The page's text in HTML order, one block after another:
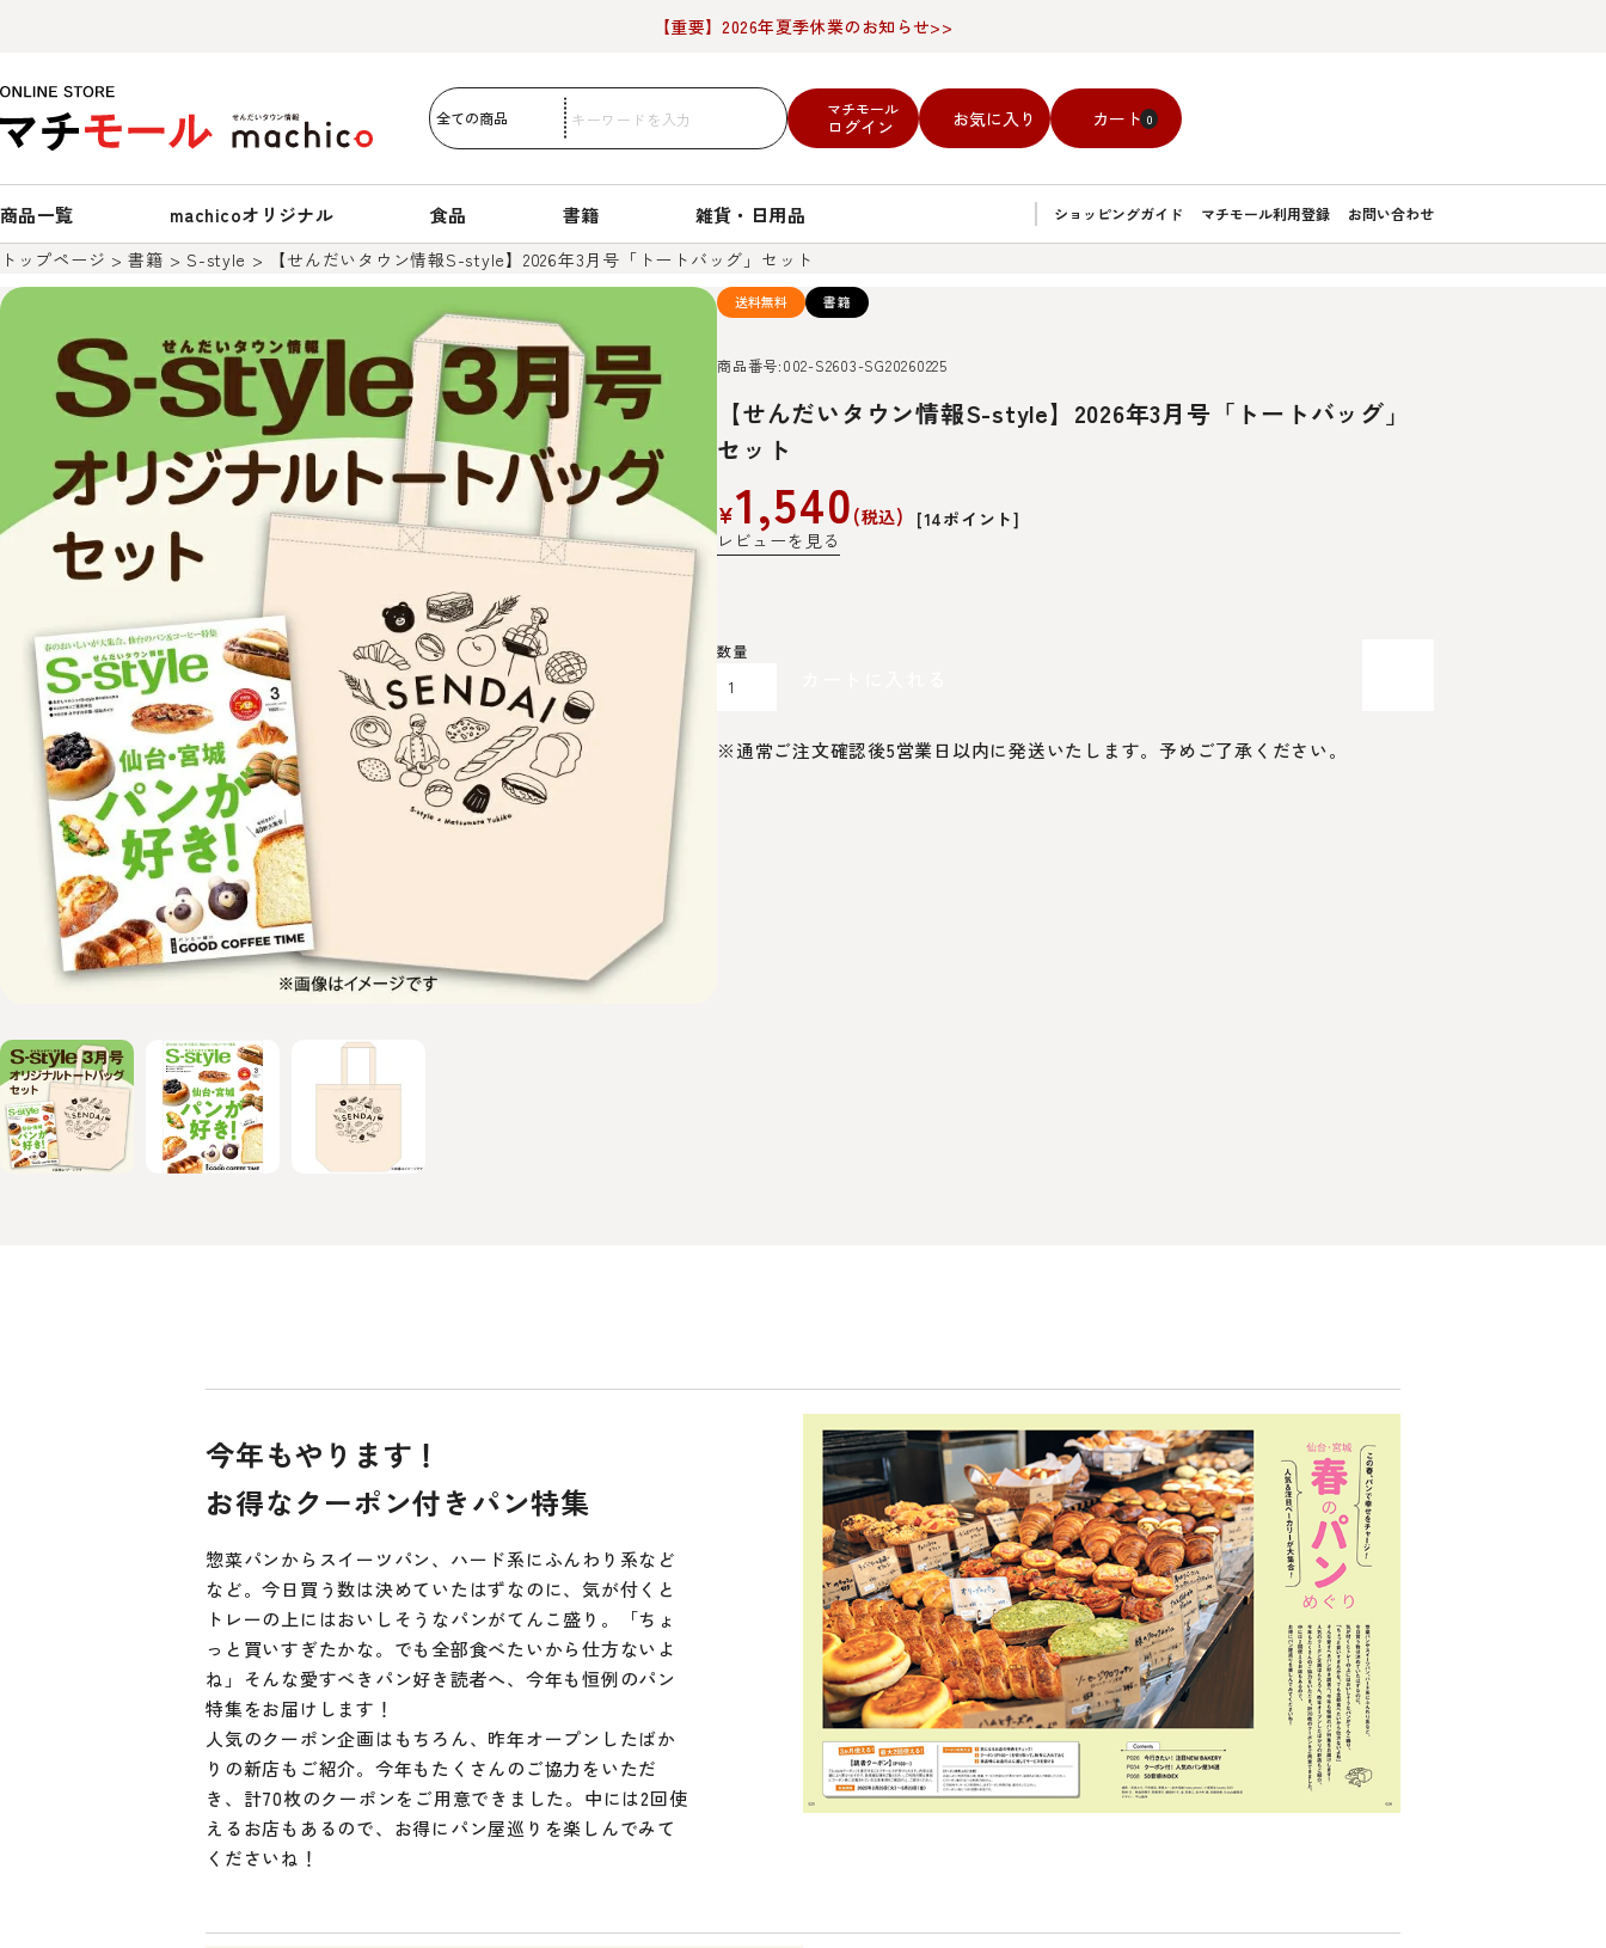
【重要】2026年夏季休業のお知らせ>>
マチモール
ログイン お気に入り カート 0
商品一覧 machicoオリジナル 食品 書籍 雑貨・日用品 ショッピングガイド マチモール利用登録 お問い合わせ
トップページ 書籍 S-style 【せんだいタウン情報S-style】2026年3月号「トートバッグ」セット
送料無料 書籍
商品番号 002-S2603-SG20260225
【せんだいタウン情報S-style】2026年3月号「トートバッグ」
セット
¥1,540 税込 [14ポイント]
レビューを見る
※通常ご注文確認後5営業日以内に発送いたします。予めご了承ください。
今年もやります！
お得なクーポン付きパン特集
惣菜パンからスイーツパン、ハード系にふんわり系など
など。今日買う数は決めていたはずなのに、気が付くと
トレーの上にはおいしそうなパンがてんこ盛り。「ちょ
っと買いすぎたかな。でも全部食べたいから仕方ないよ
ね」そんな愛すべきパン好き読者へ、今年も恒例のパン
特集をお届けします！
人気のクーポン企画はもちろん、昨年オープンしたばか
りの新店もご紹介。今年もたくさんのご協力をいただ
き、計70枚のクーポンをご用意できました。中には2回使
えるお店もあるので、お得にパン屋巡りを楽しんでみて
くださいね！